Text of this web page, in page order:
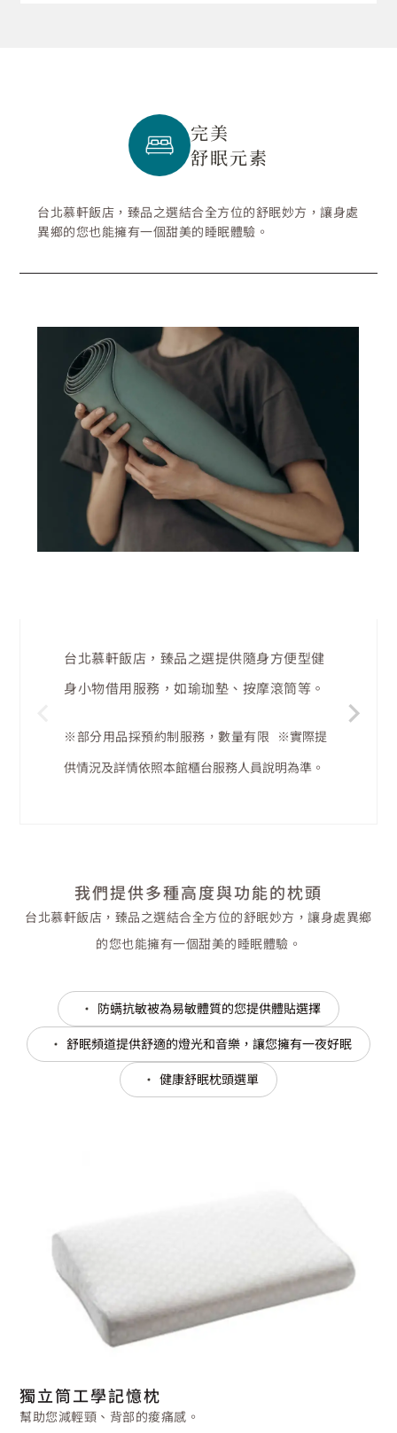
完美
舒眠元素
台北慕軒飯店，臻品之選結合全方位的舒眠妙方，讓身處
異鄉的您也能擁有一個甜美的睡眠體驗。
台北慕軒飯店，臻品之選提供隨身方便型健
身小物借用服務，如瑜珈墊、按摩滾筒等。
※部分用品採預約制服務，數量有限 ※實際提
供情況及詳情依照本館櫃台服務人員說明為準。
台北慕軒飯店，臻品之選提供付費舒眠小物
浴球等組合包。
我們提供多種高度與功能的枕頭
台北慕軒飯店，臻品之選結合全方位的舒眠妙方，讓身處異鄉
的您也能擁有一個甜美的睡眠體驗。
防螨抗敏被為易敏體質的您提供體貼選擇
舒眠頻道提供舒適的燈光和音樂，讓您擁有一夜好眠
健康舒眠枕頭選單
獨立筒工學記憶枕
幫助您減輕頸、背部的痠痛感。